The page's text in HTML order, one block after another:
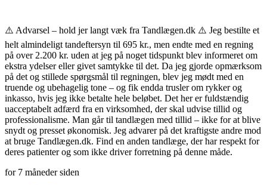
⚠️ Advarsel – hold jer langt væk fra Tandlægen.dk ⚠️ Jeg bestilte et
helt almindeligt tandeftersyn til 695 kr., men endte med en regning
på over 2.200 kr. uden at jeg på noget tidspunkt blev informeret om
ekstra ydelser eller givet samtykke til det. Da jeg gjorde opmærksom
på det og stillede spørgsmål til regningen, blev jeg mødt med en
truende og ubehagelig tone – og fik endda trusler om rykker og
inkasso, hvis jeg ikke betalte hele beløbet. Det her er fuldstændig
uacceptabelt adfærd fra en virksomhed, der skal udvise tillid og
professionalisme. Man går til tandlægen med tillid – ikke for at blive
snydt og presset økonomisk. Jeg advarer på det kraftigste andre mod
at bruge Tandlægen.dk. Find en anden tandlæge, der har respekt for
deres patienter og som ikke driver forretning på denne måde.
for 7 måneder siden